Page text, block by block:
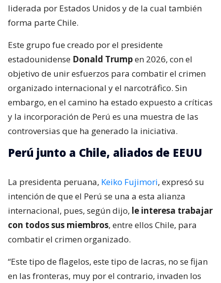
liderada por Estados Unidos y de la cual también
forma parte Chile.
Este grupo fue creado por el presidente
estadounidense Donald Trumpen 2026, con el
objetivo de unir esfuerzos para combatir el crimen
organizado internacional y el narcotráfico. Sin
embargo, en el camino ha estado expuesto a críticas
y la incorporación de Perú es una muestra de las
controversias que ha generado la iniciativa.
Perú junto a Chile, aliados de EEUU
La presidenta peruana, Keiko Fujimori, expresó su
intención de que el Perú se una a esta alianza
internacional, pues, según dijo, le interesa trabajar
con todos sus miembros, entre ellos Chile, para
combatir el crimen organizado.
“Este tipo de flagelos, este tipo de lacras, no se fijan
en las fronteras, muy por el contrario, invaden los